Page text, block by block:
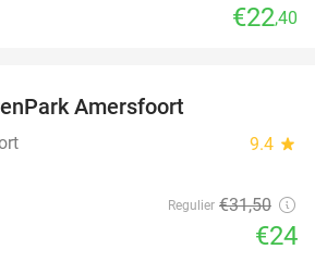
€22,40
Amersfoort
9.4 star
Regulier €31,50
€24